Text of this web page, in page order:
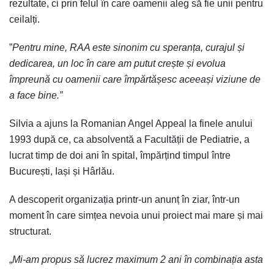
rezultate, ci prin felul în care oamenii aleg să fie unii pentru
ceilalți.
”Pentru mine, RAA este sinonim cu speranța, curajul și
dedicarea, un loc în care am putut crește și evolua
împreună cu oamenii care împărtășesc aceeași viziune de
a face bine.”
Silvia a ajuns la Romanian Angel Appeal la finele anului
1993 după ce, ca absolventă a Facultății de Pediatrie, a
lucrat timp de doi ani în spital, împărțind timpul între
București, Iași și Hârlău.
A descoperit organizația printr-un anunț în ziar, într-un
moment în care simțea nevoia unui proiect mai mare și mai
structurat.
„Mi-am propus să lucrez maximum 2 ani în combinația asta